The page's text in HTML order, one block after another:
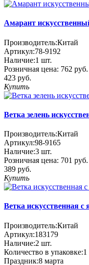
Амарант
Производитель:Китай
Артикул:78-9192
Наличие:1 шт.
Розничная цена: 762 руб.
423 руб.
Купить
Ветка зелень
Производитель:Китай
Артикул:98-9165
Наличие:3 шт.
Розничная цена: 701 руб.
389 руб.
Купить
Ветка искусственная
Производитель:Китай
Артикул:183179
Наличие:2 шт.
Количество в упаковке:
Праздник:8 марта